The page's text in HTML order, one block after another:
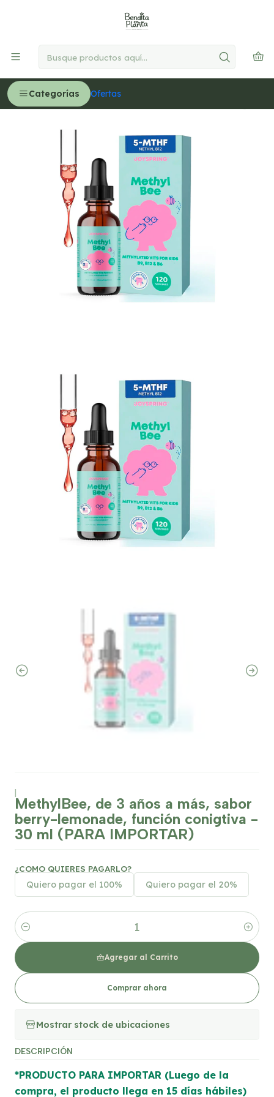
Categorías Ofertas
Delivery GRATIS en Lima desde S/300
MethylBee, de 3 años a más, sabor berry-lemonade,
función conigtiva - 30 ml (PARA IMPORTAR)
|
MethylBee, de 3 años a más, sabor
berry-lemonade, función conigtiva -
30 ml (PARA IMPORTAR)
¿COMO QUIERES PAGARLO?
Quiero pagar el 100% Quiero pagar el 20%
Cantidad
Agregar al Carrito
Comprar ahora
Mostrar stock de ubicaciones
DESCRIPCIÓN
*PRODUCTO PARA IMPORTAR (Luego de la
compra, el producto llega en 15 días hábiles)